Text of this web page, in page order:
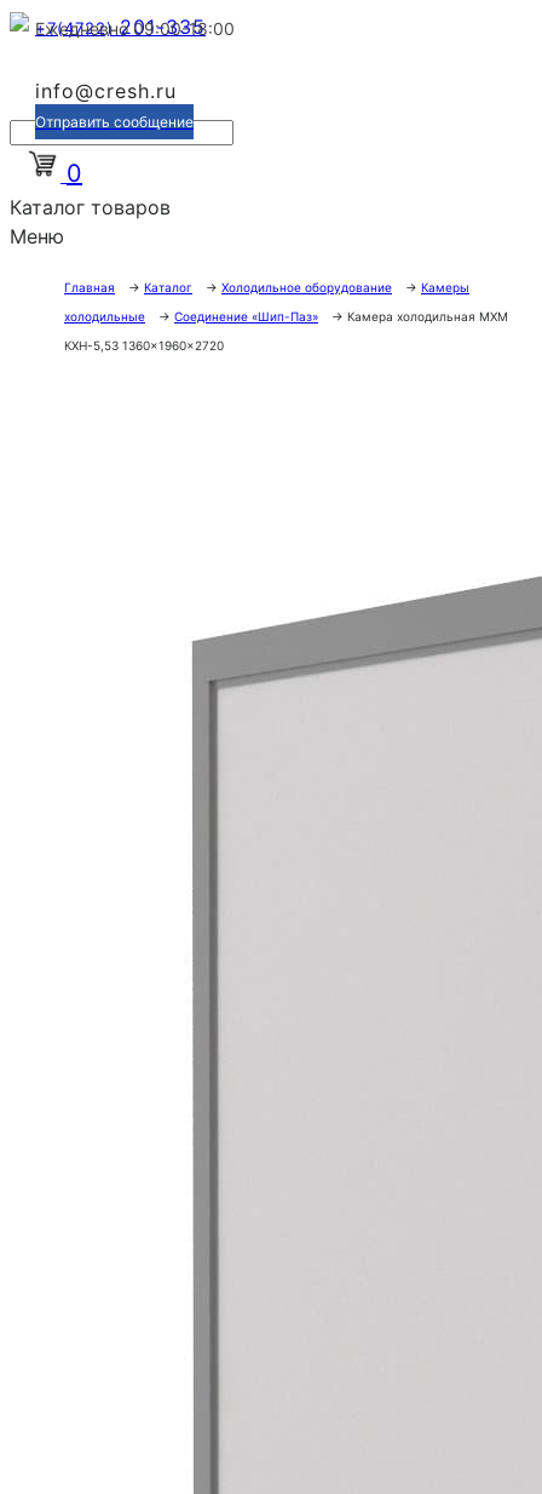
+7(4722)201-335
Ежедневно 09:00-18:00
info@cresh.ru
Отправить сообщение
0
Каталог товаров
Меню
Главная → Каталог → Холодильное оборудование → Камеры
холодильные
→ Соединение «Шип-Паз» → Камера холодильная МХМ
КХН-5,53 1360×1960×2720